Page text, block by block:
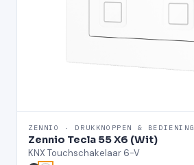
ZENNIO · DRUKKNOPPEN & BEDIENING
Zennio Tecla 55 X6 (Wit)
KNX Touchschakelaar 6-V